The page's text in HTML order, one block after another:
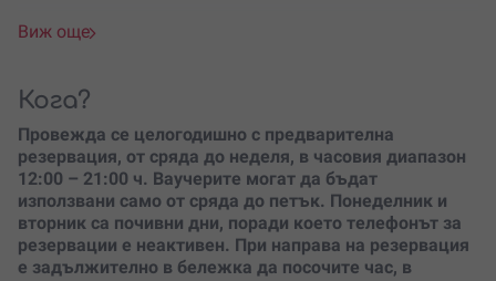
Очакват те няколко варианта на преживяване – всеки
близостта до сладките кученца и тяхната неутолима
енергия. Прекрасен избор за сутрешно събуждане или
следобедна почивка.
Ако си ценител на вкуса и уюта, опитай опцията с
веган десерт и топла напитка – тук ще те посрещне
спокойствие, приятна музика и пухкави приятели,
които очакват внимание и лакомства, които
организаторът предоставя специално за теб.
Виж още
Кога?
Провежда се целогодишно с предварителна
резервация, от сряда до неделя, в часовия диапазон
12:00 – 21:00 ч. Ваучерите могат да бъдат
използвани само от сряда до петък. Понеделник и
вторник са почивни дни, поради което телефонът за
резервации е неактивен. При направа на резервация
е задължително в бележка да посочите час, в